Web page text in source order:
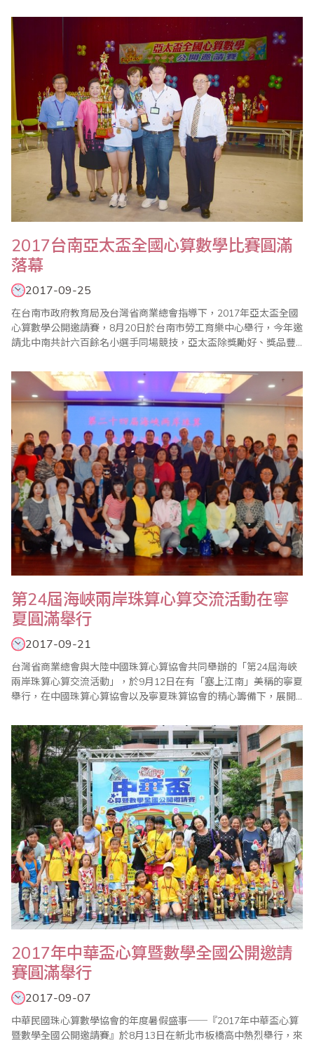
算功能、幼兒智力開發的教育功能以及透過珠心算的學習，刺激腦
細胞的活動，預防失智症等功能；趙名譽會長也簡述了江蘇省自
2012年珠心算實驗工作啟動以來，珠心算推廣..
2017台南亞太盃全國心算數學比賽圓滿
落幕
2017-09-25
在台南市政府教育局及台灣省商業總會指導下，2017年亞太盃全國
心算數學公開邀請賽，8月20日於台南市勞工育樂中心舉行，今年邀
請北中南共計六百餘名小選手同場競技，亞太盃除獎勵好、獎品豐
頒發台南市政府教育局長獎狀，亞太盃一貫秉持公平、公正、公開
的原則辦理，在全體工作人員努力下圓滿成功。 頒獎典禮於上午
10:10在大禮堂舉行，場面熱鬧，座無..
第24屆海峽兩岸珠算心算交流活動在寧
夏圓滿舉行
2017-09-21
台灣省商業總會與大陸中國珠算心算協會共同舉辦的「第24屆海峽
兩岸珠算心算交流活動」，於9月12日在有「塞上江南」美稱的寧夏
舉行，在中國珠算心算協會以及寧夏珠算協會的精心籌備下，展開
術交流會，台灣省商業總會由副理事長兼珠算委員會主任委員葉宗
義率團一行25人與會，與會成員還包括中國珠算心算協會王朝才副
會長、王妍玲秘書長、米慧珍副祕書長、寧夏..
2017年中華盃心算暨數學全國公開邀請
賽圓滿舉行
2017-09-07
中華民國珠心算數學協會的年度暑假盛事──『2017年中華盃心算
暨數學全國公開邀請賽』於8月13日在新北市板橋高中熱烈舉行，來